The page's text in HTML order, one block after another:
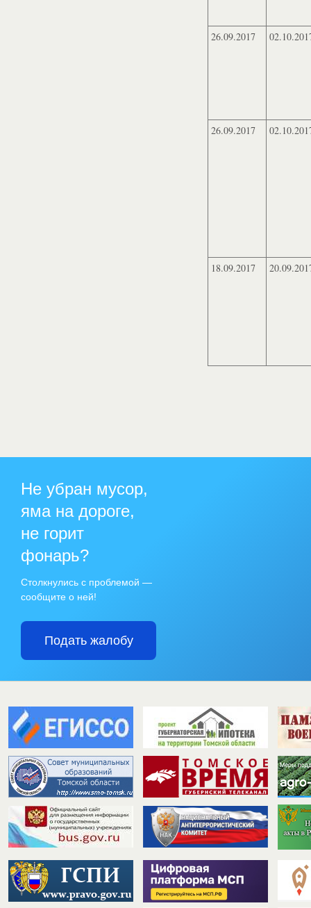
26.09.2017
26.09.2017
18.09.2017
Не убран мусор,
яма на дороге,
не горит
фонарь?
Столкнулись с проблемой —
сообщите о ней!
Подать жалобу